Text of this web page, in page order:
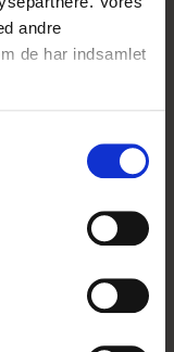
andre
de har indsamlet